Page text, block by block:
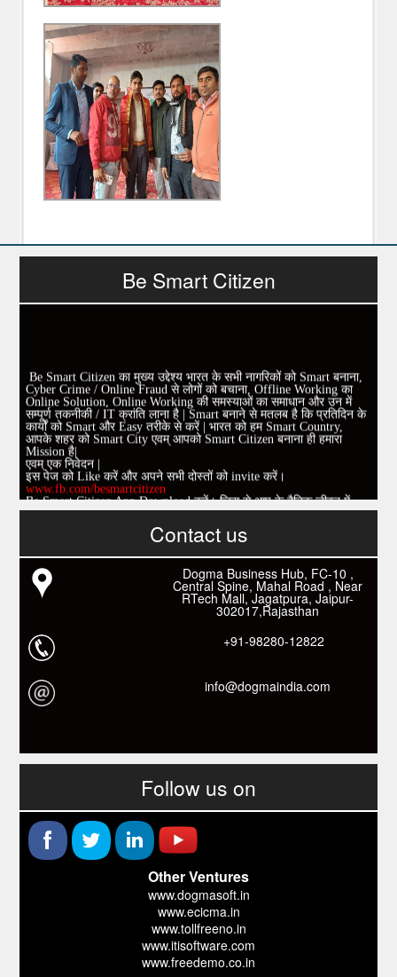
Be Smart Citizen
Be Smart Citizen का मुख्य उद्देश्य भारत के सभी नागरिकों को Smart बनाना,
Cyber Crime / Online Fraud से लोगों को बचाना, Offline Working का
Online Solution, Online Working की समस्याओं का समाधान और उन में
सम्पूर्ण तकनीकी / IT क्रांति लाना है | Smart बनाने से मतलब है कि प्रतिदिन के
कार्यों को Smart और Easy तरीके से करें | भारत को हम Smart Country,
आपके शहर को Smart City एवम् आपको Smart Citizen बनाना ही हमारा
Mission है|
एवम् एक निवेदन |
इस पेज को Like करें और अपने सभी दोस्तों को invite करें।
www.fb.com/besmartcitizen
Be Smart Citizen App Download करें। जिस से आप के दैनिक जीवन में
यदि आप को इस App में कुछ भी जानकारी लेनी हो तो कम से कम एक बार
Download कारों ओर जानो Smart Work के तरीके।
Contact us
Dogma Business Hub, FC-10 ,
Central Spine, Mahal Road , Near
RTech Mall, Jagatpura, Jaipur-
302017,Rajasthan
+91-98280-12822
info@dogmaindia.com
Follow us on
Other Ventures
www.dogmasoft.in
www.ecicma.in
www.tollfreeno.in
www.itisoftware.com
www.freedemo.co.in